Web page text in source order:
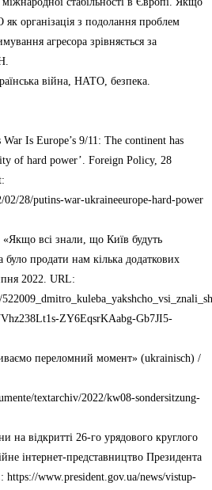
організація з подолання проблем
агресора зрівняється за
війна, НАТО, безпека.
Is Europe’s 9/11: The continent has
of hard power’. Foreign Policy, 28
28/putins-war-ukraineeurope-hard-power
всі знали, що Київ будуть
продати нам кілька додаткових
2022. URL:
ZY6EqsrKAabg-Gb7JI5-
переломний момент» (ukrainisch) /
textarchiv/2022/kw08-sondersitzung-
на відкритті 26-го урядового круглого
інтернет-представництво Президента
www.president.gov.ua/news/vistup-